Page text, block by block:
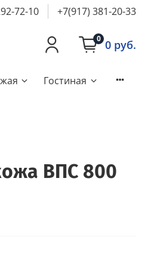
72-10 +7(917) 381-20-33
0 0 руб.
Гостиная
ВПС 800